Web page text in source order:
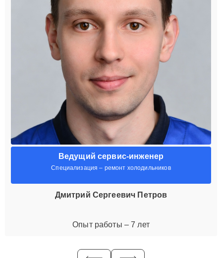
Ведущий сервис-инженер
Специализация – ремонт холодильников
Дмитрий Сергеевич Петров
Опыт работы – 7 лет